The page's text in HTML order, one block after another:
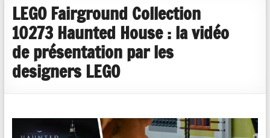
reviews
LEGO Fairground Collection
10273 Haunted House : la vidéo
de présentation par les
designers LEGO